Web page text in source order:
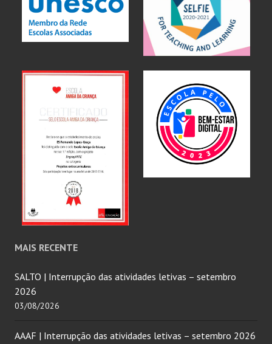
MAIS RECENTE
SALTO | Interrupção das atividades letivas – setembro
2026
03/08/2026
AAAF | Interrupção das atividades letivas – setembro 2026